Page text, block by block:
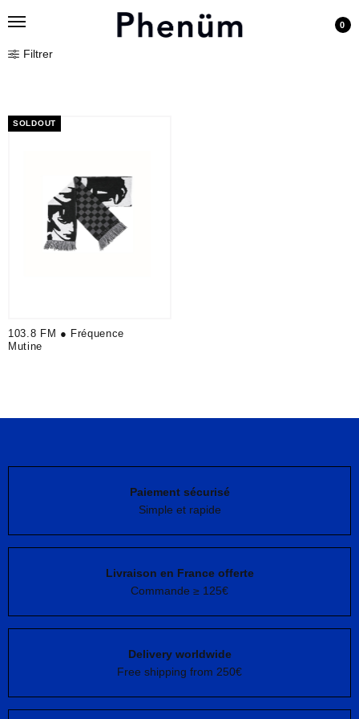
0
Filtrer
SOLDOUT
103.8 FM ● Fréquence
Mutine
Paiement sécurisé
Simple et rapide
Livraison en France offerte
Commande ≥ 125€
Delivery worldwide
Free shipping from 250€